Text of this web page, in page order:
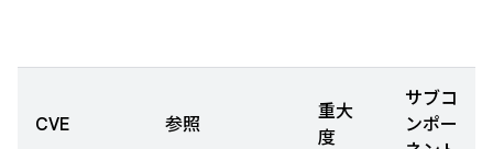
CVE 参照
重大
度
サブコ
ンポー